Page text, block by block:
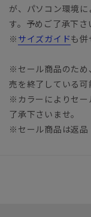
が、パソコン環境
す。予めご了承下さ
※ サイズガイドも併
※セール商品のため
売を終了している可
※カラーによりセー
了承下さいませ。
※セール商品は返品